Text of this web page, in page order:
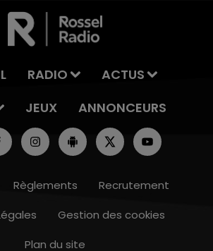
RADIO
ACTUS
JEUX ANNONCEURS
Règlements
Recrutement
Gestion des cookies
Plan du site